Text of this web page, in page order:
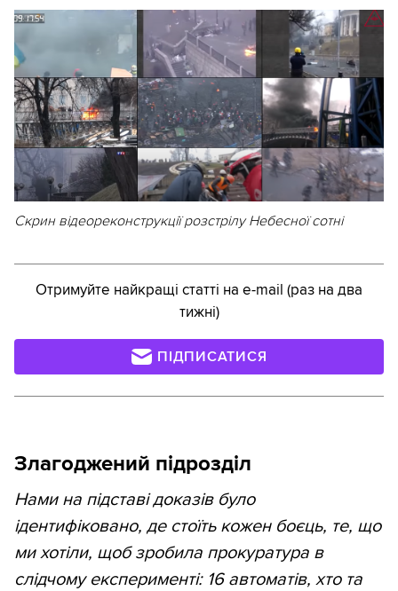
Скрин відеореконструкції розстрілу Небесної сотні
Отримуйте найкращі статті на e-mail (раз на два
тижні)
ПІДПИСАТИСЯ
Злагоджений підрозділ
Нами на підставі доказів було
ідентифіковано, де стоїть кожен боєць, те, що
ми хотіли, щоб зробила прокуратура в
слідчому експерименті: 16 автоматів, хто та